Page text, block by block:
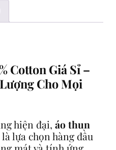
Cotton Giá Sỉ –
Cho Mọi
hiện đại, áo thun
lựa chọn hàng đầu